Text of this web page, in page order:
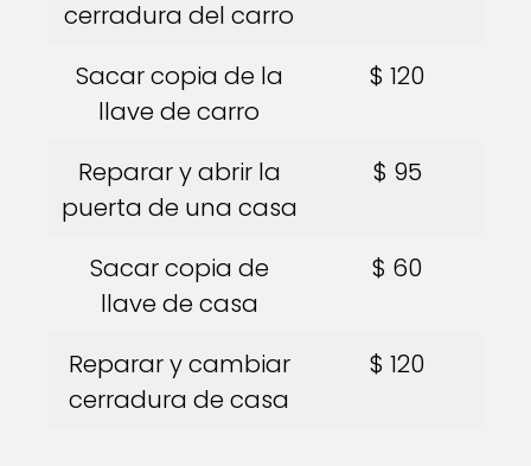
cerradura del carro
Sacar copia de la
llave de carro
$ 120
Reparar y abrir la
puerta de una casa
$ 95
Sacar copia de
llave de casa
$ 60
Reparar y cambiar
cerradura de casa
$ 120